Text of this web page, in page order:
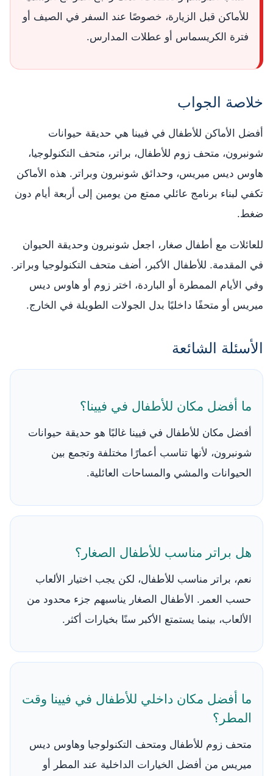
للأماكن قبل الزيارة، خصوصًا عند السفر في الصيف أو
فترة الكريسماس أو عطلات المدارس.
خلاصة الجواب
أفضل الأماكن للأطفال في فيينا هي حديقة حيوانات
شونبرون، متحف زوم للأطفال، براتر، متحف التكنولوجيا،
هاوس ديس ميريس، وحدائق شونبرون وبراتر. هذه الأماكن
تكفي لبناء برنامج عائلي ممتع من يومين إلى أربعة أيام دون
ضغط.
للعائلات مع أطفال صغار، اجعل شونبرون وحديقة الحيوان
في المقدمة. للأطفال الأكبر، أضف متحف التكنولوجيا وبراتر.
وفي الأيام الممطرة أو الباردة، اختر زوم أو هاوس ديس
ميريس أو متحفًا داخليًا بدل الجولات الطويلة في الخارج.
الأسئلة الشائعة
ما أفضل مكان للأطفال في فيينا؟
أفضل مكان للأطفال في فيينا غالبًا هو حديقة حيوانات
شونبرون، لأنها تناسب أعمارًا مختلفة وتجمع بين
الحيوانات والمشي والمساحات العائلية.
هل براتر مناسب للأطفال الصغار؟
نعم، براتر مناسب للأطفال، لكن يجب اختيار الألعاب
حسب العمر. الأطفال الصغار يناسبهم جزء محدود من
الألعاب، بينما يستمتع الأكبر سنًا بخيارات أكثر.
ما أفضل مكان داخلي للأطفال في فيينا وقت
المطر؟
متحف زوم للأطفال ومتحف التكنولوجيا وهاوس ديس
ميريس من أفضل الخيارات الداخلية عند المطر أو